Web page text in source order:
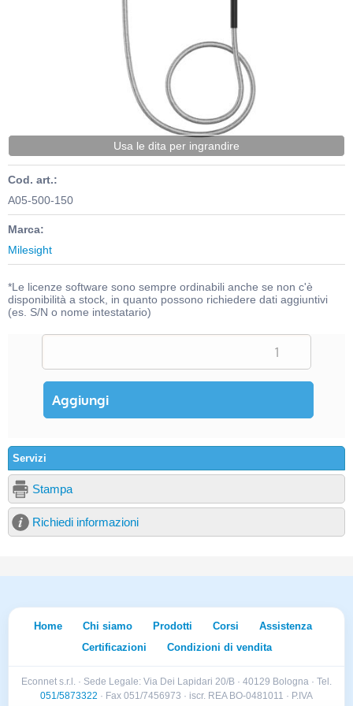
Usa le dita per ingrandire
Cod. art.:
A05-500-150
Marca:
Milesight
*Le licenze software sono sempre ordinabili anche se non c'è
disponibilità a stock, in quanto possono richiedere dati aggiuntivi
(es. S/N o nome intestatario)
Servizi
Stampa
Richiedi informazioni
Home Chi siamo Prodotti Corsi
Assistenza
Certificazioni
Condizioni di vendita
Econnet s.r.l. · Sede Legale: Via Dei Lapidari 20/B · 40129 Bologna · Tel.
051/5873322 · Fax 051/7456973 · iscr. REA BO-0481011 · P.IVA